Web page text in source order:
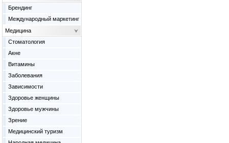
Брендинг
Международный маркетинг
Медицина
Cтоматология
Акне
Витамины
Заболевания
Зависимости
Здоровье женщины
Здоровье мужчины
Зрение
Медицинский туризм